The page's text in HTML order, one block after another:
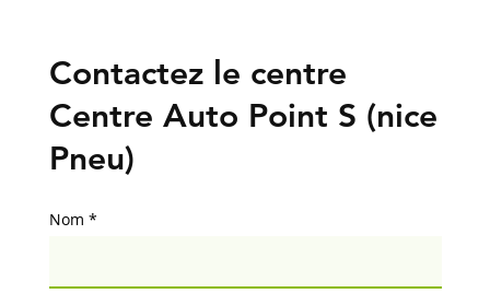
Contactez le centre
Centre Auto Point S (nice
Pneu)
Nom